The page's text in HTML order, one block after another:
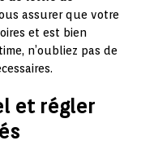
assurer que votre
et est bien
n’oubliez pas de
et régler